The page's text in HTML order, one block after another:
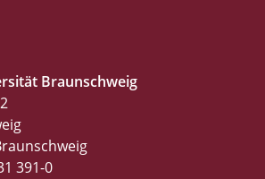
Braunschweig
391-0